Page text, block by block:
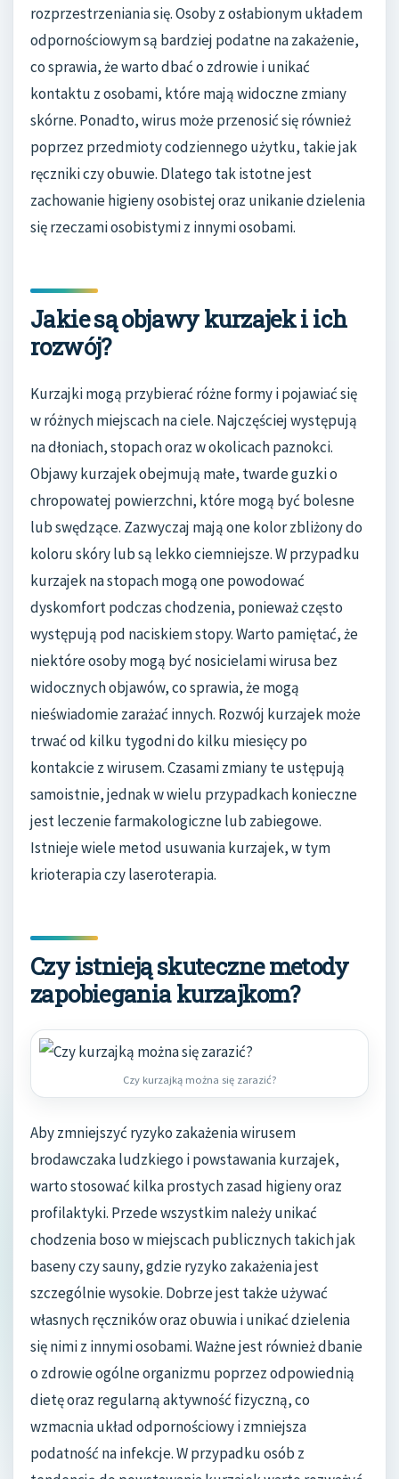
rozprzestrzeniania się. Osoby z osłabionym układem
odpornościowym są bardziej podatne na zakażenie,
co sprawia, że warto dbać o zdrowie i unikać
kontaktu z osobami, które mają widoczne zmiany
skórne. Ponadto, wirus może przenosić się również
poprzez przedmioty codziennego użytku, takie jak
ręczniki czy obuwie. Dlatego tak istotne jest
zachowanie higieny osobistej oraz unikanie dzielenia
się rzeczami osobistymi z innymi osobami.
Jakie są objawy kurzajek i ich
rozwój?
Kurzajki mogą przybierać różne formy i pojawiać się
w różnych miejscach na ciele. Najczęściej występują
na dłoniach, stopach oraz w okolicach paznokci.
Objawy kurzajek obejmują małe, twarde guzki o
chropowatej powierzchni, które mogą być bolesne
lub swędzące. Zazwyczaj mają one kolor zbliżony do
koloru skóry lub są lekko ciemniejsze. W przypadku
kurzajek na stopach mogą one powodować
dyskomfort podczas chodzenia, ponieważ często
występują pod naciskiem stopy. Warto pamiętać, że
niektóre osoby mogą być nosicielami wirusa bez
widocznych objawów, co sprawia, że mogą
nieświadomie zarażać innych. Rozwój kurzajek może
trwać od kilku tygodni do kilku miesięcy po
kontakcie z wirusem. Czasami zmiany te ustępują
samoistnie, jednak w wielu przypadkach konieczne
jest leczenie farmakologiczne lub zabiegowe.
Istnieje wiele metod usuwania kurzajek, w tym
krioterapia czy laseroterapia.
Czy istnieją skuteczne metody
zapobiegania kurzajkom?
Czy kurzajką można się zarazić?
Aby zmniejszyć ryzyko zakażenia wirusem
brodawczaka ludzkiego i powstawania kurzajek,
warto stosować kilka prostych zasad higieny oraz
profilaktyki. Przede wszystkim należy unikać
chodzenia boso w miejscach publicznych takich jak
baseny czy sauny, gdzie ryzyko zakażenia jest
szczególnie wysokie. Dobrze jest także używać
własnych ręczników oraz obuwia i unikać dzielenia
się nimi z innymi osobami. Ważne jest również dbanie
o zdrowie ogólne organizmu poprzez odpowiednią
dietę oraz regularną aktywność fizyczną, co
wzmacnia układ odpornościowy i zmniejsza
podatność na infekcje. W przypadku osób z